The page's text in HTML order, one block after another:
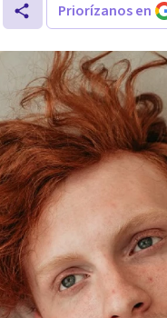
Priorízanos en